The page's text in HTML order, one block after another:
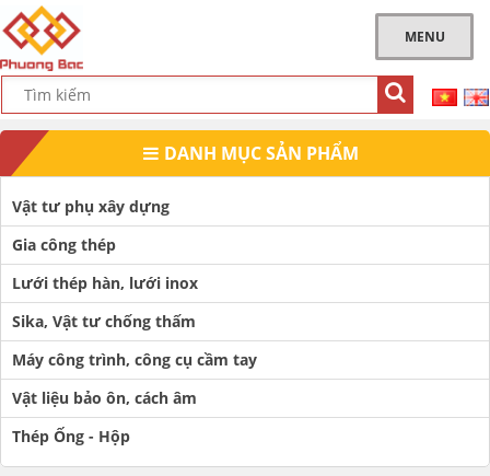
MENU
DANH MỤC SẢN PHẨM
Vật tư phụ xây dựng
Gia công thép
Lưới thép hàn, lưới inox
Sika, Vật tư chống thấm
Máy công trình, công cụ cầm tay
Vật liệu bảo ôn, cách âm
Thép Ống - Hộp